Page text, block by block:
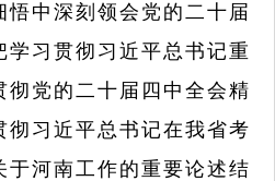
中深刻领会党的二十届
学习贯彻习近平总书记重
彻党的二十届四中全会精
彻习近平总书记在我省考
于河南工作的重要论述结